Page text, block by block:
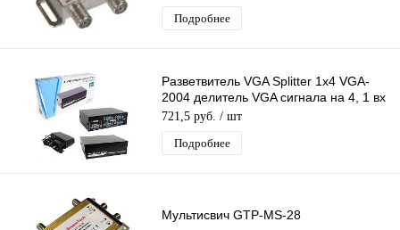
Подробнее
Разветвитель VGA Splitter 1x4 VGA-
2004 делитель VGA сигнала на 4, 1 вх
- 4 вых, 4Port (black)
721,5 руб. / шт
Подробнее
Мультисвич GTP-MS-28